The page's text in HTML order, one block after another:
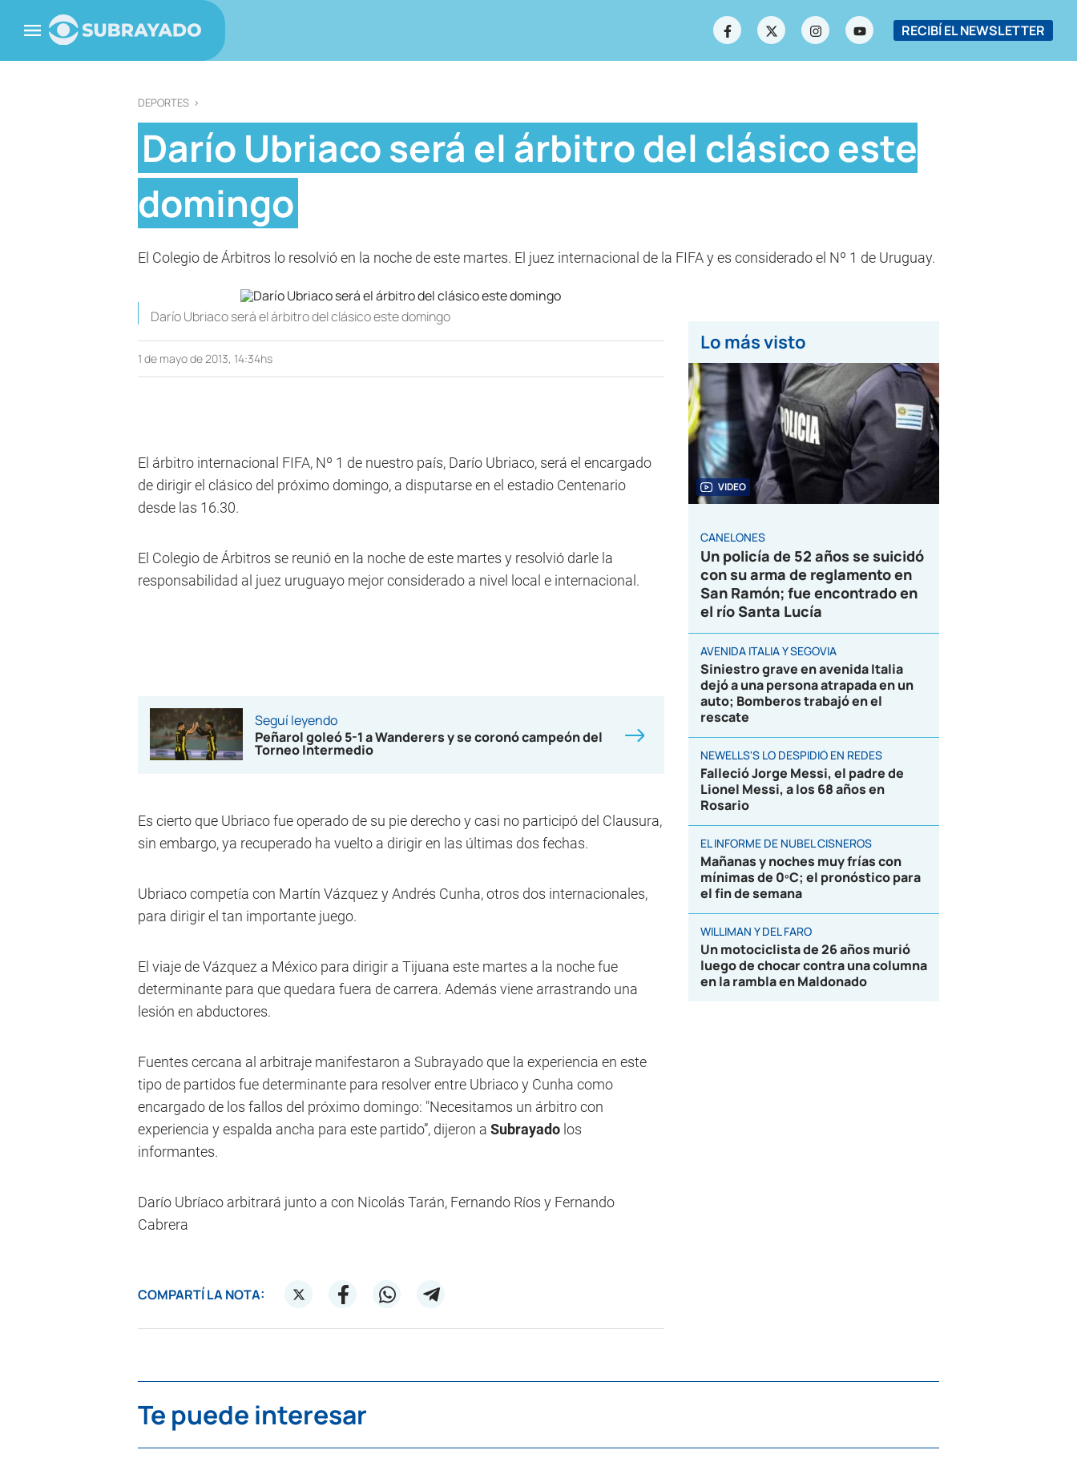
RECIBÍ EL NEWSLETTER
DEPORTES >
Darío Ubriaco será el árbitro del clásico este
domingo
El Colegio de Árbitros lo resolvió en la noche de este martes. El juez internacional de la FIFA y es considerado el Nº 1 de Uruguay.
Darío Ubriaco será el árbitro del clásico este domingo
1 de mayo de 2013, 14:34hs
El árbitro internacional FIFA, Nº 1 de nuestro país, Darío Ubriaco, será el encargado
de dirigir el clásico del próximo domingo, a disputarse en el estadio Centenario
desde las 16.30.
El Colegio de Árbitros se reunió en la noche de este martes y resolvió darle la
responsabilidad al juez uruguayo mejor considerado a nivel local e internacional.
Seguí leyendo
Peñarol goleó 5-1 a Wanderers y se coronó campeón del
Torneo Intermedio
Es cierto que Ubriaco fue operado de su pie derecho y casi no participó del Clausura,
sin embargo, ya recuperado ha vuelto a dirigir en las últimas dos fechas.
Ubriaco competía con Martín Vázquez y Andrés Cunha, otros dos internacionales,
para dirigir el tan importante juego.
El viaje de Vázquez a México para dirigir a Tijuana este martes a la noche fue
determinante para que quedara fuera de carrera. Además viene arrastrando una
lesión en abductores.
Fuentes cercana al arbitraje manifestaron a Subrayado que la experiencia en este
tipo de partidos fue determinante para resolver entre Ubriaco y Cunha como
encargado de los fallos del próximo domingo: "Necesitamos un árbitro con
experiencia y espalda ancha para este partido”, dijeron a Subrayado los
informantes.
Darío Ubríaco arbitrará junto a con Nicolás Tarán, Fernando Ríos y Fernando
Cabrera
COMPARTÍ LA NOTA:
Lo más visto
VIDEO
CANELONES
Un policía de 52 años se suicidó
con su arma de reglamento en
San Ramón; fue encontrado en
el río Santa Lucía
AVENIDA ITALIA Y SEGOVIA
Siniestro grave en avenida Italia
dejó a una persona atrapada en un
auto; Bomberos trabajó en el
rescate
NEWELLS'S LO DESPIDIÓ EN REDES
Falleció Jorge Messi, el padre de
Lionel Messi, a los 68 años en
Rosario
EL INFORME DE NUBEL CISNEROS
Mañanas y noches muy frías con
mínimas de 0ºC; el pronóstico para
el fin de semana
WILLIMAN Y DEL FARO
Un motociclista de 26 años murió
luego de chocar contra una columna
en la rambla en Maldonado
Te puede interesar